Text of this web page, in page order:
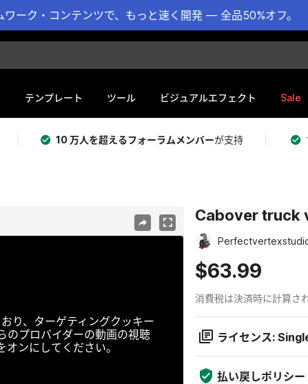
ーク・コンテンツで、もっと速く開発 — 全品50%オフ。
テンプレート ツール ビジュアルエフェクト Sale
10 万人を超えるフォーラムメンバーが支持
り、ターゲティングクッキー
のプロバイダーの動画の視聴
ンにしてください。
Cabover truck
$63.99
消費税は決済時に計算さ
ライセンス:
払い戻しポリシー